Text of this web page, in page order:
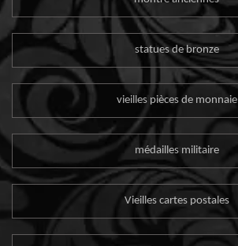
statues de bronze
vieilles pièces de monnaie
médailles militaire
Vieilles cartes postales